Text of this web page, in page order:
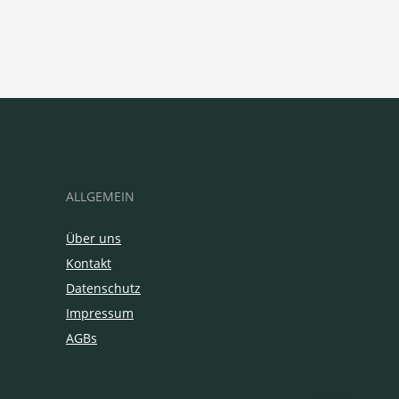
ALLGEMEIN
Über uns
Kontakt
Datenschutz
Impressum
AGBs